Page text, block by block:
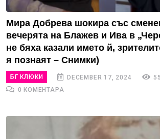
Мира Добрева шокира със
вечерята на Блажев и Ива в
не бяха казали името й,
я познаят – Снимки)
БГ КЛЮКИ DECEMBER 17, 2024
0 КОМЕНТАРА